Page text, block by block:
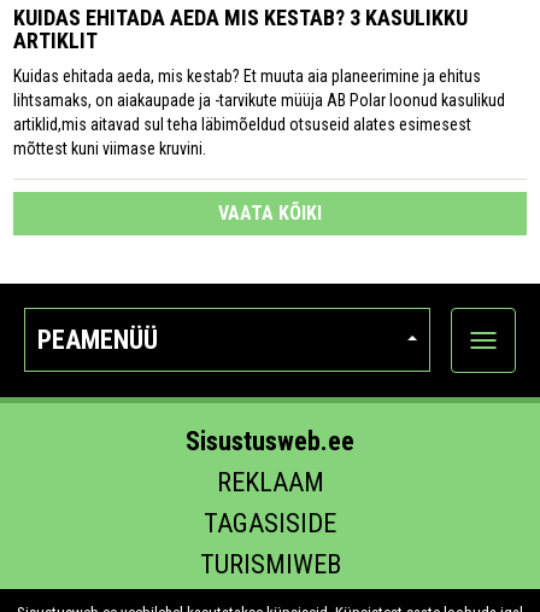
KUIDAS EHITADA AEDA MIS KESTAB? 3 KASULIKKU
ARTIKLIT
Kuidas ehitada aeda, mis kestab? Et muuta aia planeerimine ja ehitus
lihtsamaks, on aiakaupade ja -tarvikute müüja AB Polar loonud kasulikud
artiklid,mis aitavad sul teha läbimõeldud otsuseid alates esimesest
mõttest kuni viimase kruvini.
VAATA KÕIKI
PEAMENÜÜ
Ava
Sisustusweb.ee
REKLAAM
TAGASISIDE
TURISMIWEB
EHITUS.EE